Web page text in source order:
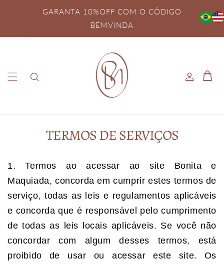
GARANTA 10%OFF COM O CÓDIGO
BEMVINDA
Fazer
login
TERMOS DE SERVIÇOS
1. Termos ao acessar ao site Bonita e
Maquiada, concorda em cumprir estes termos de
serviço, todas as leis e regulamentos aplicáveis
e concorda que é responsável pelo cumprimento
de todas as leis locais aplicáveis. Se você não
concordar com algum desses termos, está
proibido de usar ou acessar este site. Os